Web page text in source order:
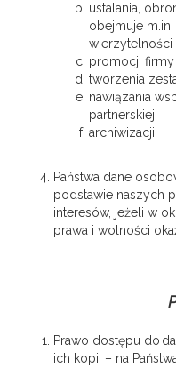
ustalania,
obejmuje
wierzytelności
promocji firmy
tworzenia
nawiązania
partnerskiej;
archiwizacji.
Państwa dane
podstawie naszych
interesów, jeżeli w
prawa i wolności
Prawo dostępu do
ich kopii – na